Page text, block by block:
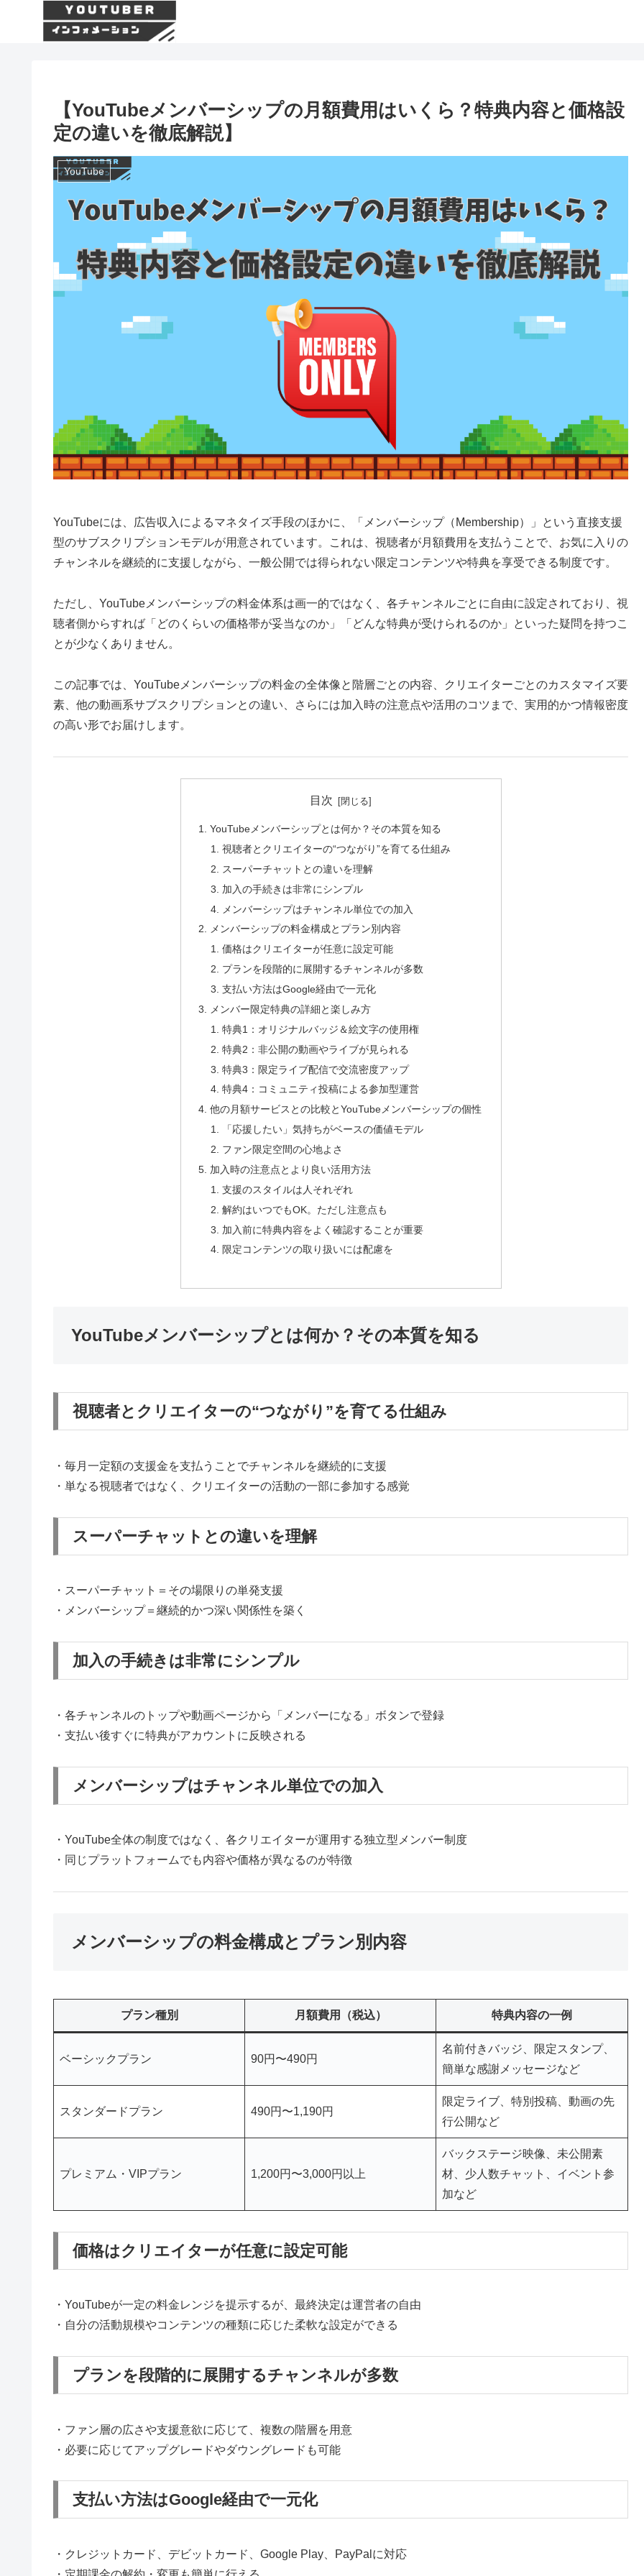
【YouTubeメンバーシップの月額費用はいくら？特典内容と価格設
定の違いを徹底解説】
YouTube
YouTubeには、広告収入によるマネタイズ手段のほかに、「メンバーシップ（Membership）」という直接支援
型のサブスクリプションモデルが用意されています。これは、視聴者が月額費用を支払うことで、お気に入りの
チャンネルを継続的に支援しながら、一般公開では得られない限定コンテンツや特典を享受できる制度です。
ただし、YouTubeメンバーシップの料金体系は画一的ではなく、各チャンネルごとに自由に設定されており、視
聴者側からすれば「どのくらいの価格帯が妥当なのか」「どんな特典が受けられるのか」といった疑問を持つこ
とが少なくありません。
この記事では、YouTubeメンバーシップの料金の全体像と階層ごとの内容、クリエイターごとのカスタマイズ要
素、他の動画系サブスクリプションとの違い、さらには加入時の注意点や活用のコツまで、実用的かつ情報密度
の高い形でお届けします。
目次
YouTubeメンバーシップとは何か？その本質を知る
視聴者とクリエイターの“つながり”を育てる仕組み
スーパーチャットとの違いを理解
加入の手続きは非常にシンプル
メンバーシップはチャンネル単位での加入
メンバーシップの料金構成とプラン別内容
価格はクリエイターが任意に設定可能
プランを段階的に展開するチャンネルが多数
支払い方法はGoogle経由で一元化
メンバー限定特典の詳細と楽しみ方
特典1：オリジナルバッジ＆絵文字の使用権
特典2：非公開の動画やライブが見られる
特典3：限定ライブ配信で交流密度アップ
特典4：コミュニティ投稿による参加型運営
他の月額サービスとの比較とYouTubeメンバーシップの個性
「応援したい」気持ちがベースの価値モデル
ファン限定空間の心地よさ
加入時の注意点とより良い活用方法
支援のスタイルは人それぞれ
解約はいつでもOK。ただし注意点も
加入前に特典内容をよく確認することが重要
限定コンテンツの取り扱いには配慮を
YouTubeメンバーシップとは何か？その本質を知る
視聴者とクリエイターの“つながり”を育てる仕組み
・毎月一定額の支援金を支払うことでチャンネルを継続的に支援
・単なる視聴者ではなく、クリエイターの活動の一部に参加する感覚
スーパーチャットとの違いを理解
・スーパーチャット＝その場限りの単発支援
・メンバーシップ＝継続的かつ深い関係性を築く
加入の手続きは非常にシンプル
・各チャンネルのトップや動画ページから「メンバーになる」ボタンで登録
・支払い後すぐに特典がアカウントに反映される
メンバーシップはチャンネル単位での加入
・YouTube全体の制度ではなく、各クリエイターが運用する独立型メンバー制度
・同じプラットフォームでも内容や価格が異なるのが特徴
メンバーシップの料金構成とプラン別内容
プラン種別 月額費用（税込） 特典内容の一例
ベーシックプラン 90円〜490円
名前付きバッジ、限定スタンプ、
簡単な感謝メッセージなど
スタンダードプラン 490円〜1,190円
限定ライブ、特別投稿、動画の先
行公開など
プレミアム・VIPプラン 1,200円〜3,000円以上
バックステージ映像、未公開素
材、少人数チャット、イベント参
加など
価格はクリエイターが任意に設定可能
・YouTubeが一定の料金レンジを提示するが、最終決定は運営者の自由
・自分の活動規模やコンテンツの種類に応じた柔軟な設定ができる
プランを段階的に展開するチャンネルが多数
・ファン層の広さや支援意欲に応じて、複数の階層を用意
・必要に応じてアップグレードやダウングレードも可能
支払い方法はGoogle経由で一元化
・クレジットカード、デビットカード、Google Play、PayPalに対応